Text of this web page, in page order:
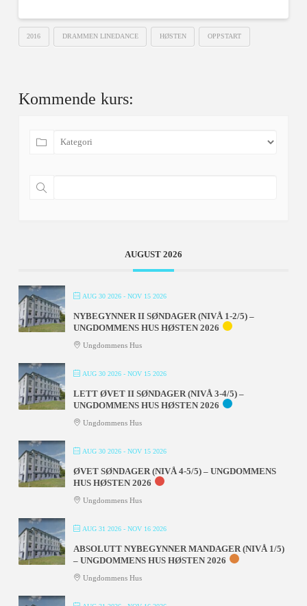
2016 DRAMMEN LINEDANCE HØSTEN OPPSTART
Kommende kurs:
AUGUST 2026
AUG 30 2026- NOV 15 2026
NYBEGYNNER II SØNDAGER (NIVÅ 1-2/5) –
UNGDOMMENS HUS HØSTEN 2026
Ungdommens Hus
AUG 30 2026- NOV 15 2026
LETT ØVET II SØNDAGER (NIVÅ 3-4/5) –
UNGDOMMENS HUS HØSTEN 2026
Ungdommens Hus
AUG 30 2026- NOV 15 2026
ØVET SØNDAGER (NIVÅ 4-5/5) – UNGDOMMENS
HUS HØSTEN 2026
Ungdommens Hus
AUG 31 2026- NOV 16 2026
ABSOLUTT NYBEGYNNER MANDAGER (NIVÅ 1/5)
– UNGDOMMENS HUS HØSTEN 2026
Ungdommens Hus